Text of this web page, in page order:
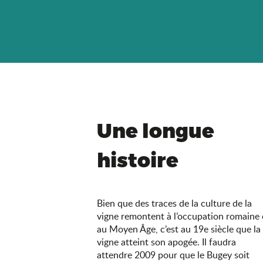
Une longue
histoire
Bien que des traces de la culture de la
vigne remontent à l’occupation romaine
au Moyen Âge, c’est au 19e siècle que la
vigne atteint son apogée. Il faudra
attendre 2009 pour que le Bugey soit